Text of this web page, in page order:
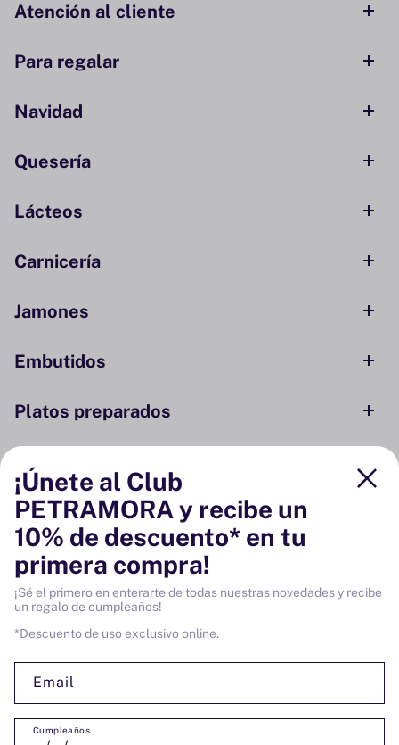
Atención al cliente
Para regalar
Navidad
Quesería
Lácteos
Carnicería
Jamones
Embutidos
Platos preparados
Conservas y ahumados
Despensa
Bodega
Vinos
¡Únete al Club
PETRAMORA y recibe un
10% de descuento* en tu
primera compra!
¡Sé el primero en enterarte de todas nuestras novedades y recibe
un regalo de cumpleaños!
*Descuento de uso exclusivo online.
Email
Cumpleaños